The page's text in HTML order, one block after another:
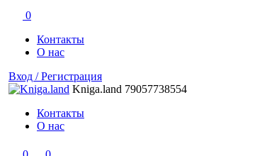
0
Контакты
О нас
Вход / Регистрация
Kniga.land 79057738554
Контакты
О нас